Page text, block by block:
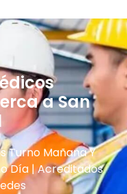
a San
Turno Mañana Y
Día | Acreditados